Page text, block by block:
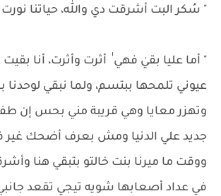
" سُكر البت أشرقت دي والله، حياتنا
" أما عليا بقيٰ فهي ٰ أثرت وأثرت، أنا بقيت
عيوني تلمحها ببتسم، ولما نبقي لوحدنا
وتهزر معايا وهي قريبة مني بحس إن
جديد علي الدنيا ومش بعرف أضحك غير
ووقت ما ميرنا بنت خالتو بتبقي هنا
في عداد أصعابها شويه تيجي تقعد